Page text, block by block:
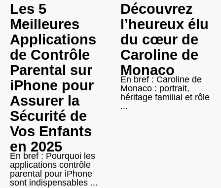
Les 5
Meilleures
Applications
de Contrôle
Parental sur
iPhone pour
Assurer la
Sécurité de
Vos Enfants
en 2025
En bref : Pourquoi les
applications contrôle
parental pour iPhone
sont indispensables ...
Découvrez
l’heureux élu
du cœur de
Caroline de
Monaco
En bref : Caroline de
Monaco : portrait,
héritage familial et rôle
...